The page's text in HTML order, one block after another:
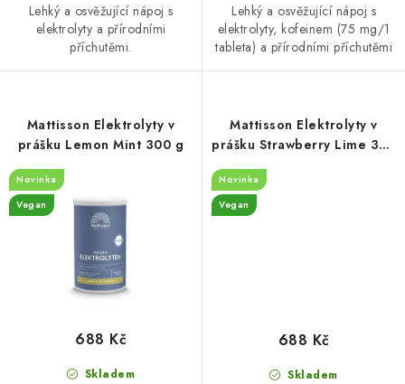
Lehký a osvěžující nápoj s
elektrolyty a přírodními
příchutěmi.
Lehký a osvěžující nápoj s
elektrolyty, kofeinem (75 mg/1
tableta) a přírodními příchutěmi
Mattisson Elektrolyty v
prášku Lemon Mint 300 g
Novinka
Vegan
Skladem
688 Kč
Mattisson Elektrolyty v
prášku Strawberry Lime 300
Novinka
Vegan
Skladem
688 Kč